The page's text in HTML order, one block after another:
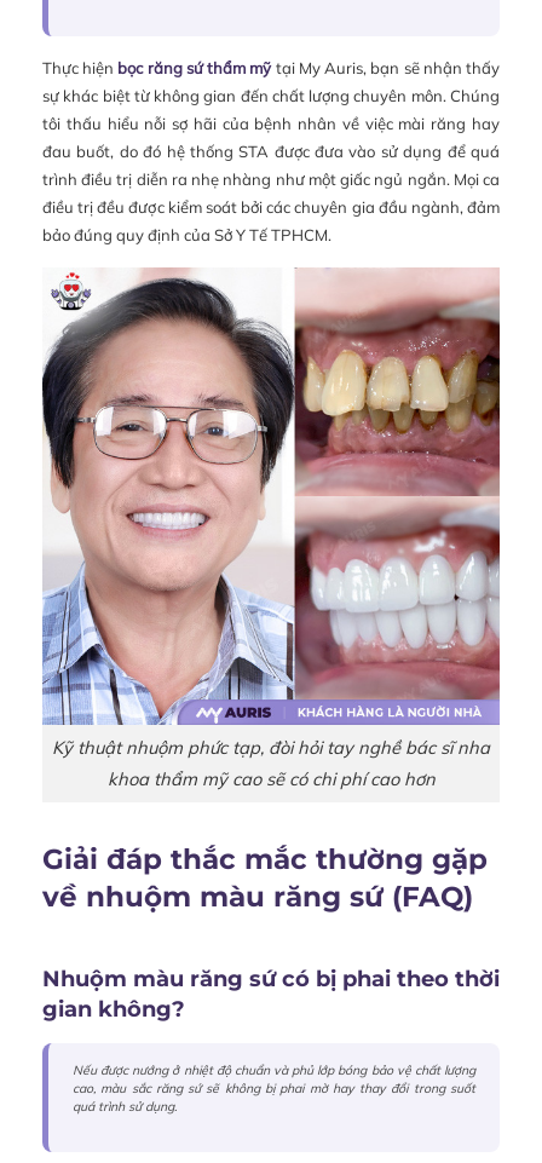
Thực hiện bọc răng sứ thẩm mỹtại My Auris, bạn sẽ nhận thấy
sự khác biệt từ không gian đến chất lượng chuyên môn. Chúng
tôi thấu hiểu nỗi sợ hãi của bệnh nhân về việc mài răng hay
đau buốt, do đó hệ thống STA được đưa vào sử dụng để quá
trình điều trị diễn ra nhẹ nhàng như một giấc ngủ ngắn. Mọi ca
điều trị đều được kiểm soát bởi các chuyên gia đầu ngành, đảm
bảo đúng quy định của Sở Y Tế TPHCM.
Kỹ thuật nhuộm phức tạp, đòi hỏi tay nghề bác sĩ nha
khoa thẩm mỹ cao sẽ có chi phí cao hơn
Giải đáp thắc mắc thường gặp
về nhuộm màu răng sứ (FAQ)
Nhuộm màu răng sứ có bị phai theo thời
gian không?
Nếu được nướng ở nhiệt độ chuẩn và phủ lớp bóng bảo vệ chất lượng
cao, màu sắc răng sứ sẽ không bị phai mờ hay thay đổi trong suốt
quá trình sử dụng.